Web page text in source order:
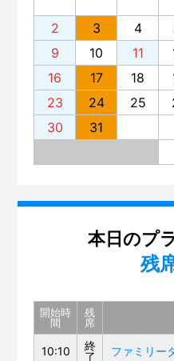
第138回 プラネタリウム
第137回 プラネタリウム
第136回 「蜃気楼（しん
第135回 プラネタリウム
原子の旅～」
第134回 プラネタリウム
第132回 大阪市立科学館
第131回 展示場リニュー
第130回「はやぶさ２」
OSAKA」
第128回「2018サイエン
ン」
2
3 4
9
10 11
16
17 18
23
24 25
30
31
本日のプ
残
開始時
間
残
席
10:10
終
了
ファミリー